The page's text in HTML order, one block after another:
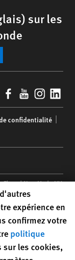
sur les
Facebook
YouTube
confidentialité
| New York,NY
in the US
expérience en
confirmez votre
politique
les cookies,